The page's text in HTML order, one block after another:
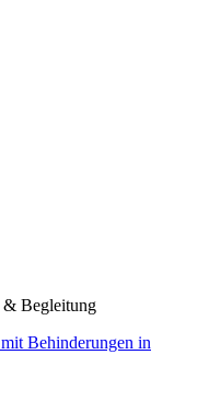
Begleitung
Behinderungen in